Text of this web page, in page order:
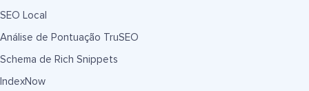
SEO Local
Análise de Pontuação TruSEO
Schema de Rich Snippets
IndexNow